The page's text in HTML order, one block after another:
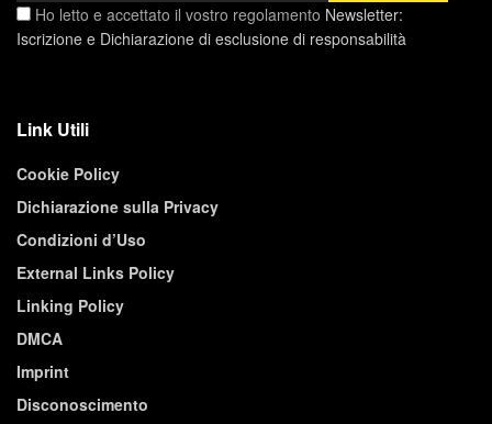
Ho letto e accettato il vostro regolamento Newsletter:
Iscrizione e Dichiarazione di esclusione di responsabilità
Link Utili
Cookie Policy
Dichiarazione sulla Privacy
Condizioni d’Uso
External Links Policy
Linking Policy
DMCA
Imprint
Disconoscimento